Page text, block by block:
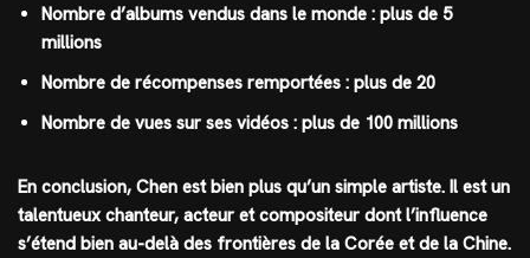
Nombre d’albums vendus dans le monde : plus de 5
millions
Nombre de récompenses remportées : plus de 20
Nombre de vues sur ses vidéos : plus de 100 millions
En conclusion, Chen est bien plus qu’un simple artiste. Il est un
talentueux chanteur, acteur et compositeur dont l’influence
s’étend bien au-delà des frontières de la Corée et de la Chine.